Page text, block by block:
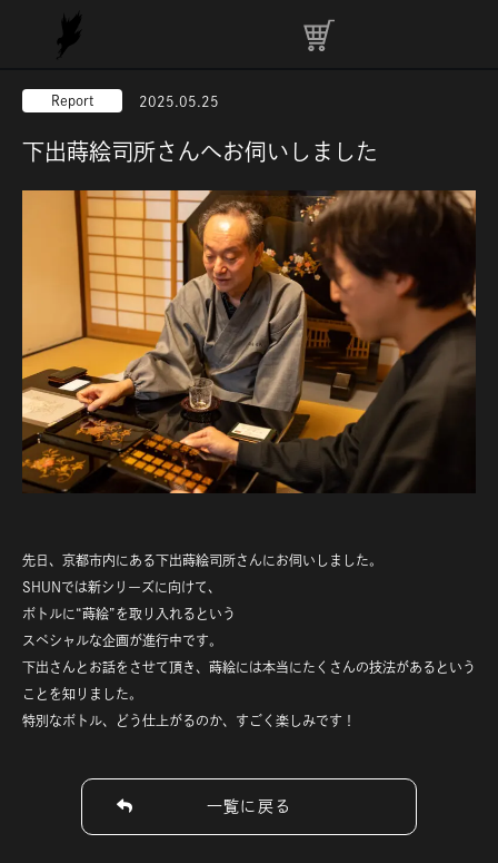
Report 2025.05.25
下出蒔絵司所さんへお伺いしました
先日、京都市内にある下出蒔絵司所さんにお伺いしました。
SHUNでは新シリーズに向けて、
ボトルに“蒔絵”を取り入れるという
スペシャルな企画が進行中です。
下出さんとお話をさせて頂き、蒔絵には本当にたくさんの技法があるという
ことを知りました。
特別なボトル、どう仕上がるのか、すごく楽しみです！
一覧に戻る